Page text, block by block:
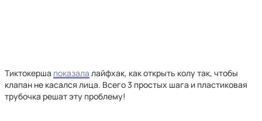
Тиктокерша показала лайфхак, как открыть колу так, чтобы
клапан не касался лица. Всего 3 простых шага и пластиковая
трубочка решат эту проблему!